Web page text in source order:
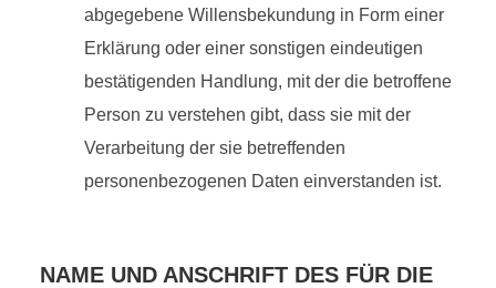
abgegebene Willensbekundung in Form einer
Erklärung oder einer sonstigen eindeutigen
bestätigenden Handlung, mit der die betroffene
Person zu verstehen gibt, dass sie mit der
Verarbeitung der sie betreffenden
personenbezogenen Daten einverstanden ist.
NAME UND ANSCHRIFT DES FÜR DIE